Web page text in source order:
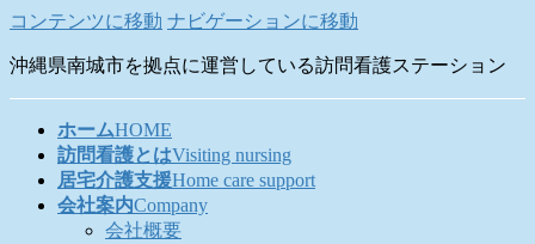
コンテンツに移動 ナビゲーションに移動
沖縄県南城市を拠点に運営している訪問看護ステーション
ホームHOME
訪問看護とはVisiting nursing
居宅介護支援Home care support
会社案内Company
会社概要